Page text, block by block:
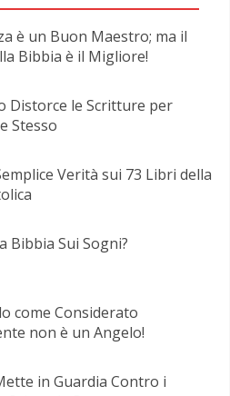
è un Buon Maestro; ma il
Bibbia è il Migliore!
Distorce le Scritture per
Stesso
Verità sui 73 Libri della
Bibbia Sui Sogni?
come Considerato
non è un Angelo!
in Guardia Contro i